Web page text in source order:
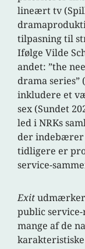
lineært tv
tilpasning til
Ifølge Vilde
andet: ”the
drama series”
inkludere et
sex (Sundet
led i NRKs
der indebærer
tidligere er
service-
Exitudmærker
public
mange af de